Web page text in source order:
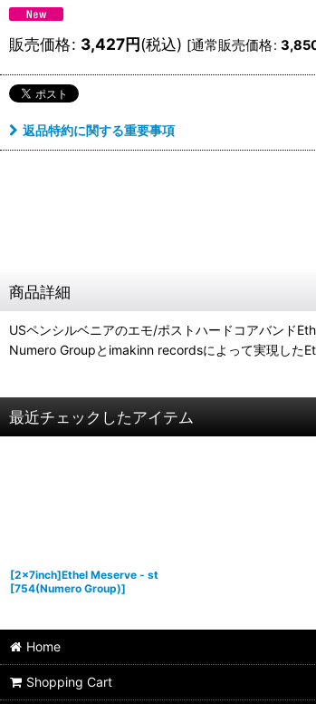
販売価格: 3,427円(税込) [通常販売価格:
返品特約に関する重要事項
商品詳細
USペンシルベニアのエモ/ポストハードコアバンド
Numero Groupとimakinn recordsによって実現した
最近チェックしたアイテム
[2×7inch]Ethel Meserve - st
[754(Numero Group)]
Home
Shopping Cart